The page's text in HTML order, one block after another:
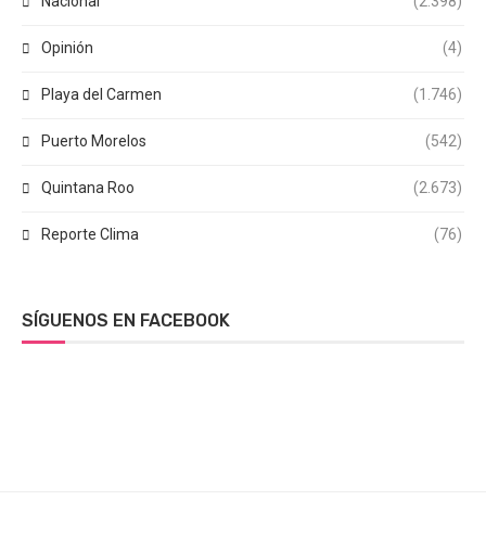
Opinión (4)
Playa del Carmen (1.746)
Puerto Morelos (542)
Quintana Roo (2.673)
Reporte Clima (76)
SÍGUENOS EN FACEBOOK